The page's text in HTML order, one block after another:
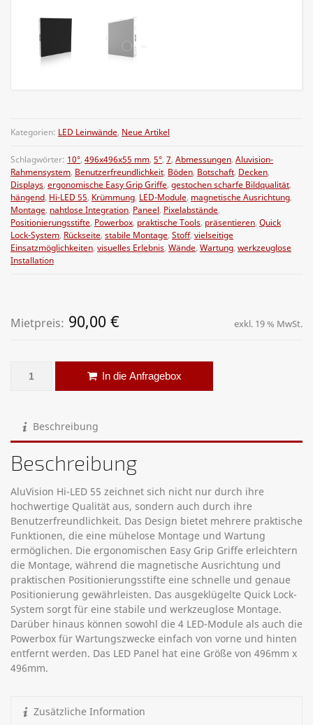
Kategorien: LED Leinwände, Neue Artikel
Schlagwörter: 10°, 496x496x55 mm, 5°, 7, Abmessungen, Aluvision-
Rahmensystem, Benutzerfreundlichkeit, Böden, Botschaft, Decken,
Displays, ergonomische Easy Grip Griffe, gestochen scharfe Bildqualität,
hängend, Hi-LED 55, Krümmung, LED-Module, magnetische Ausrichtung,
Montage, nahtlose Integration, Paneel, Pixelabstände,
Positionierungsstifte, Powerbox, praktische Tools, präsentieren, Quick
Lock-System, Rückseite, stabile Montage, Stoff, vielseitige
Einsatzmöglichkeiten, visuelles Erlebnis, Wände, Wartung, werkzeuglose
Installation
Mietpreis: 90,00 € exkl. 19 % MwSt.
LED Panel AluVision Hi-LED 55 – Indoor 2,5mm PP Menge
In die Anfragebox
Beschreibung
Beschreibung
AluVision Hi-LED 55 zeichnet sich nicht nur durch ihre
hochwertige Qualität aus, sondern auch durch ihre
Benutzerfreundlichkeit. Das Design bietet mehrere praktische
Funktionen, die eine mühelose Montage und Wartung
ermöglichen. Die ergonomischen Easy Grip Griffe erleichtern
die Montage, während die magnetische Ausrichtung und
praktischen Positionierungsstifte eine schnelle und genaue
Positionierung gewährleisten. Das ausgeklügelte Quick Lock-
System sorgt für eine stabile und werkzeuglose Montage.
Darüber hinaus können sowohl die 4 LED-Module als auch die
Powerbox für Wartungszwecke einfach von vorne und hinten
entfernt werden. Das LED Panel hat eine Größe von 496mm x
496mm.
Zusätzliche Information